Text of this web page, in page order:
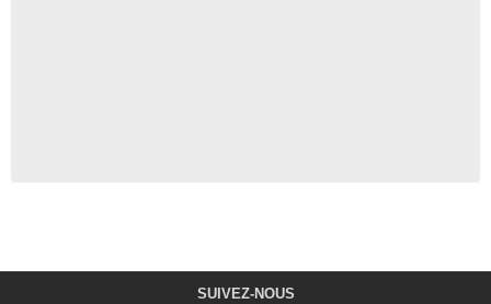
SUIVEZ-NOUS